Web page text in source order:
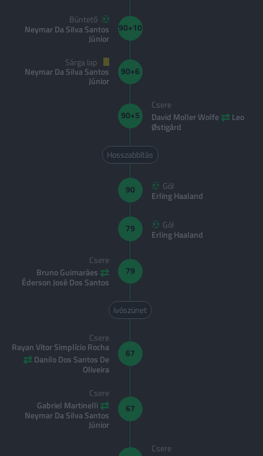
Büntető
Neymar Da Silva Santos
Júnior
90+10
Sárga lap
Neymar Da Silva Santos
Júnior
90+6
90+5
Csere
David Moller Wolfe ⇄ Leo
Østigård
Hosszabbítás
90
Gól
Erling Haaland
79
Gól
Erling Haaland
Csere
Bruno Guimarães ⇄
Éderson José Dos Santos
79
Ivószünet
Csere
Rayan Vitor Simplício Rocha
⇄ Danilo Dos Santos De
Oliveira
67
Csere
Gabriel Martinelli ⇄
Neymar Da Silva Santos
Júnior
67
Csere